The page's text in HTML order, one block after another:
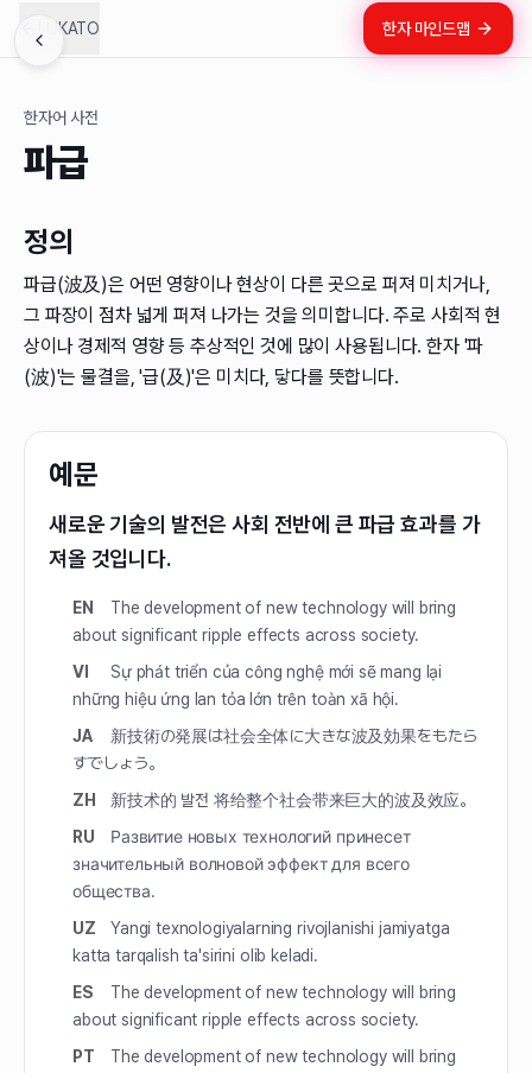
LUKATO 한자 마인드맵
한자어 사전
파급
정의
파급(波及)은 어떤 영향이나 현상이 다른 곳으로 퍼져 미치거나,
그 파장이 점차 넓게 퍼져 나가는 것을 의미합니다. 주로 사회적 현
상이나 경제적 영향 등 추상적인 것에 많이 사용됩니다. 한자 '파
(波)'는 물결을, '급(及)'은 미치다, 닿다를 뜻합니다.
예문
새로운 기술의 발전은 사회 전반에 큰 파급 효과를 가
져올 것입니다.
EN
The development of new technology will bring
about significant ripple effects across society.
VI
Sự phát triển của công nghệ mới sẽ mang lại
những hiệu ứng lan tỏa lớn trên toàn xã hội.
JA
新技術の発展は社会全体に大きな波及効果をもたら
すでしょう。
ZH
新技术的 발전 将给整个社会带来巨大的波及效应。
RU
Развитие новых технологий принесет
значительный волновой эффект для всего
общества.
UZ
Yangi texnologiyalarning rivojlanishi jamiyatga
katta tarqalish ta'sirini olib keladi.
ES
The development of new technology will bring
about significant ripple effects across society.
PT
The development of new technology will bring